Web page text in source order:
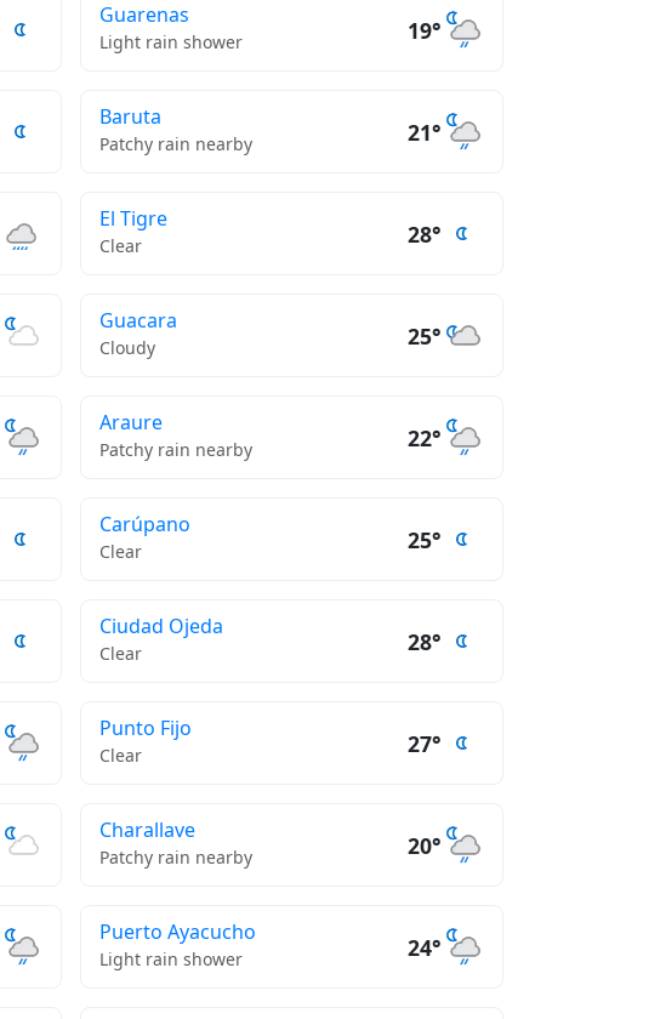
Guarenas
Light rain shower 19°
Baruta
Patchy rain nearby 21°
El Tigre
Clear 28°
Guacara
Cloudy 25°
Araure
Patchy rain nearby 22°
Carúpano
Clear 25°
Ciudad Ojeda
Clear 28°
Punto Fijo
Clear 27°
Charallave
Patchy rain nearby 20°
Puerto Ayacucho
Light rain shower 24°